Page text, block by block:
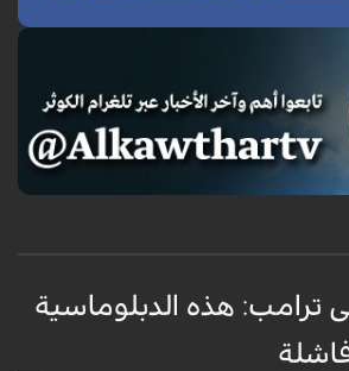
ترامب: هذه الدبلوماسية